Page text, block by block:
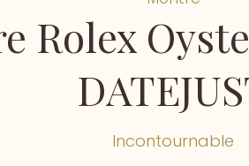
Rolex
Incontournable